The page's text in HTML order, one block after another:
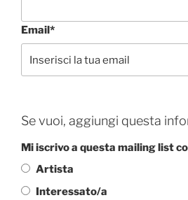
Email*
Se vuoi, aggiungi questa
Mi iscrivo a questa mailing list
Artista
Interessato/a